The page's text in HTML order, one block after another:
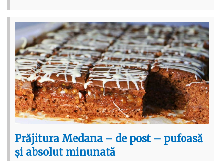
Prăjitura Medana – de post – pufoasă
și absolut minunată